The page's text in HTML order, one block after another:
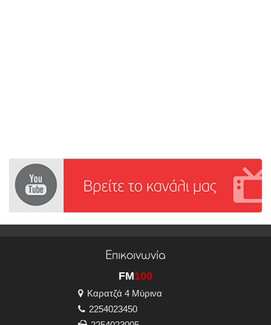
Επικοινωνία
FM100
Καρατζά 4 Μύρινα
2254023450